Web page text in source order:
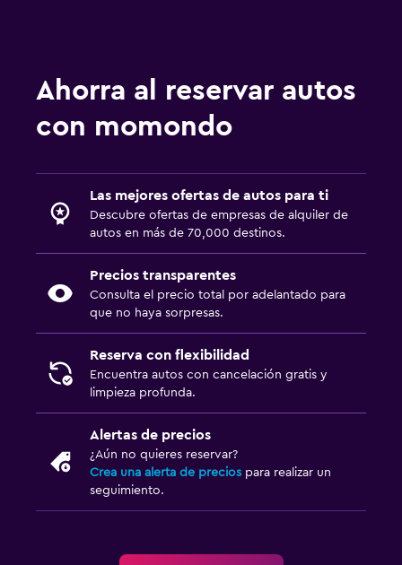
Ahorra al reservar autos
con momondo
Las mejores ofertas de autos para ti
Descubre ofertas de empresas de alquiler de
autos en más de 70,000 destinos.
Precios transparentes
Consulta el precio total por adelantado para
que no haya sorpresas.
Reserva con flexibilidad
Encuentra autos con cancelación gratis y
limpieza profunda.
Alertas de precios
¿Aún no quieres reservar?
Crea una alerta de precios para realizar un
seguimiento.